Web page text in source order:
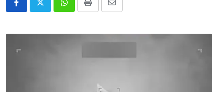
WhatsappPrint
Share
Email